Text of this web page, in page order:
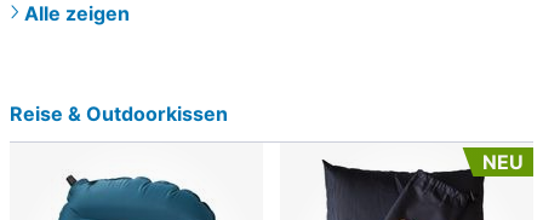
Alle zeigen
Reise & Outdoorkissen
NEU